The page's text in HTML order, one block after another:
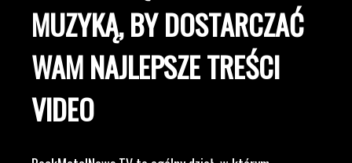
MUZYKĄ, BY DOSTARCZAĆ
WAM NAJLEPSZE TREŚCI
VIDEO